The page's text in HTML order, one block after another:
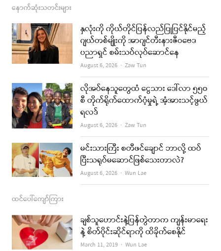
c
e
b
o
k
s
t
a
g
a
m
s
t
u
b
e
i
l
နောက်ဆုံးသတင်းများ
နှလုံးကို ကိုယ်တိုင်ပြန်လည်ပြုပြင်နိုင်မည့်
ဂျယ်တစ်မျိုးကို အာဂျင်တီးနားဇီဝဗေဒ
ပညာရှင် စမ်းသပ်လုပ်ဆောင်နေ
August 6, 2026 Author
Zaw Tun
လိုအပ်နေသူတွေထံ ငွေသား ဒေါ်လာ ၅၅၀
စီ တိုက်ရိုက်ထောက်ပံ့မှုရဲ့ အံ့အားသင့်ဖွယ်
ရလဒ်
August 6, 2026 Author
Zaw Tun
မင်းသားကြီး စတီဖင်ချောင် ဘာလို့ ထပ်
ပြီးသရုပ်မဆောင်ဖြစ်သေးတာလဲ?
August 6, 2026 Author
Wun Lae
ထင်ပေါ်ကျော်ကြား
ချစ်သူဟောင်းနဲ့ပြန်တွဲတာက ကျန်းမာရေး
နဲ့ စိတ်ပိုင်းဆိုင်ရာကို ထိခိုက်စေနိုင်
March 11, 2019 Author
Wun Lae